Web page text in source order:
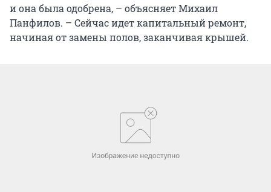
и она была одобрена, – объясняет Михаил
Панфилов. – Сейчас идет капитальный ремонт,
начиная от замены полов, заканчивая крышей.